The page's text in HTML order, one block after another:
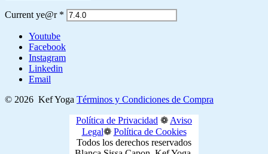
Current ye@r *
Youtube
Facebook
Instagram
Linkedin
Email
© 2026 Kef Yoga Términos y Condiciones de Compra
Política de Privacidad ❁ Aviso
Legal❁ Política de Cookies
Todos los derechos reservados